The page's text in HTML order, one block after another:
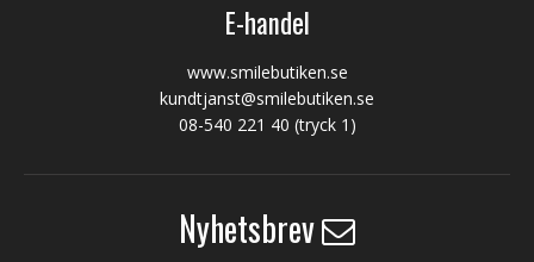
E-handel
www.smilebutiken.se
kundtjanst@smilebutiken.se
08-540 221 40 (tryck 1)
Nyhetsbrev